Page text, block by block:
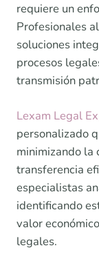
requiere un
Profesionales
soluciones
procesos
transmisión
Lexam Legal
personalizado
minimizando la
transferencia
especialistas
identificando
valor
legales.